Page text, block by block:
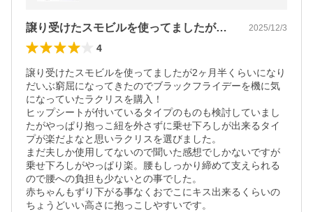
譲り受けたスモビルを使ってましたが2ヶ… 2025/12/3
4
譲り受けたスモビルを使ってましたが2ヶ月半くらいになり
だいぶ窮屈になってきたのでブラックフライデーを機に気
になっていたラクリスを購入！
ヒップシートが付いているタイプのものも検討していまし
たがやっぱり抱っこ紐を外さずに乗せ下ろしが出来るタイ
プが楽だよなと思いラクリスを選びました。
まだ夫しか使用してないので聞いた感想でしかないですが
乗せ下ろしがやっぱり楽。腰もしっかり締めて支えられる
ので腰への負担も少ないとの事でした。
赤ちゃんもずり下がる事なくおでこにキス出来るくらいの
ちょうどいい高さに抱っこしやすいです。